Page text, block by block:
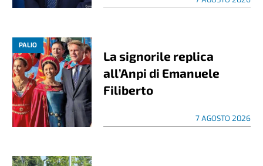
PALIO
La signorile replica
all’Anpi di Emanuele
Filiberto
7 AGOSTO 2026